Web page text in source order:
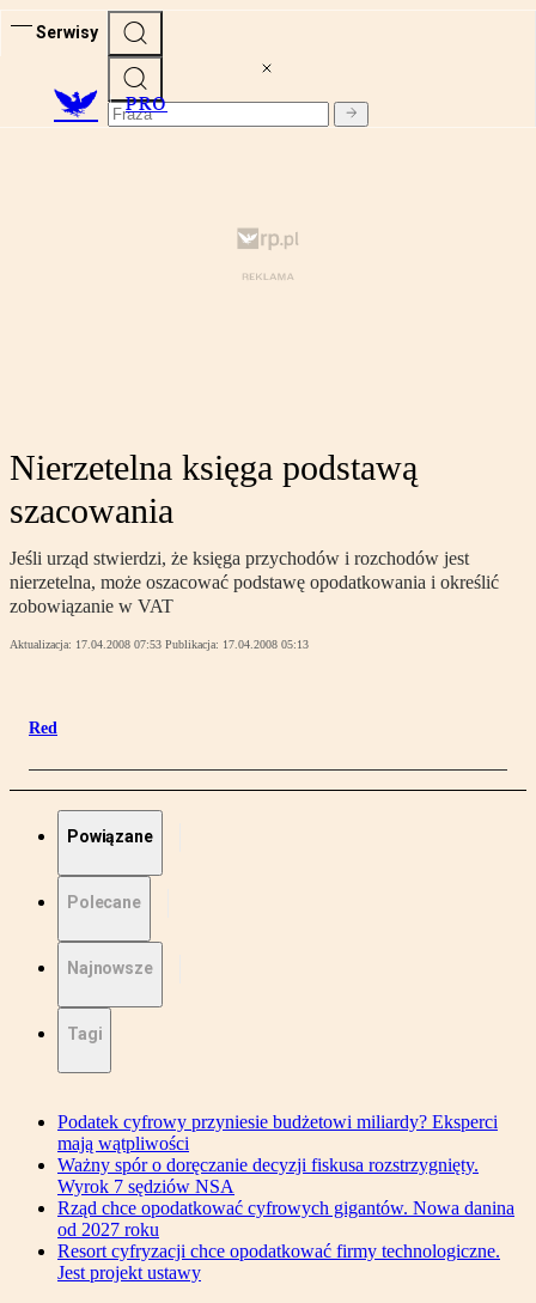
Serwisy
PRO
Nierzetelna księga podstawą
szacowania
Jeśli urząd stwierdzi, że księga przychodów i rozchodów jest
nierzetelna, może oszacować podstawę opodatkowania i określić
zobowiązanie w VAT
Aktualizacja: 17.04.2008 07:53 Publikacja: 17.04.2008 05:13
Red
Powiązane
Polecane
Najnowsze
Tagi
Podatek cyfrowy przyniesie budżetowi miliardy? Eksperci
mają wątpliwości
Ważny spór o doręczanie decyzji fiskusa rozstrzygnięty.
Wyrok 7 sędziów NSA
Rząd chce opodatkować cyfrowych gigantów. Nowa danina
od 2027 roku
Resort cyfryzacji chce opodatkować firmy technologiczne.
Jest projekt ustawy